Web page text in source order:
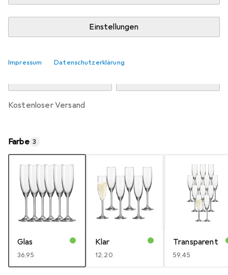
Einstellungen
Impressum Datenschutzerklärung
kostenloser Versand
Farbe 3
Glas
EUR
36,95
Klar
EUR
12,20
Transparent
EUR
59,45